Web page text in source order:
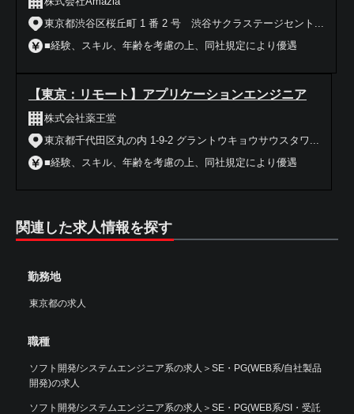
東京都渋谷区桜丘町 1 番 2 号 渋谷サクラステージセント...
■経験、スキル、年齢を考慮の上、同社規定により優遇
【東京：リモート】アプリケーションエンジニア
株式会社薬王堂
東京都千代田区丸の内 1-9-2 グラントウキョウサウスタワ...
■経験、スキル、年齢を考慮の上、同社規定により優遇
関連した求人情報を探す
勤務地
東京都の求人
職種
ソフト開発/システムエンジニア系の求人 ＞ SE・PG(WEB系/自社製品
開発)の求人
ソフト開発/システムエンジニア系の求人 ＞ SE・PG(WEB系/SI・受託